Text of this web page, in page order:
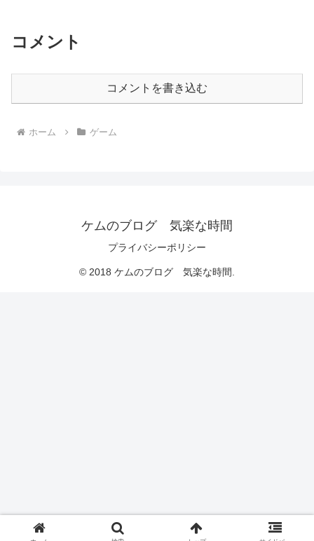
コメント
コメントを書き込む
ホーム ゲーム
ケムのブログ 気楽な時間
プライバシーポリシー
© 2018 ケムのブログ 気楽な時間.